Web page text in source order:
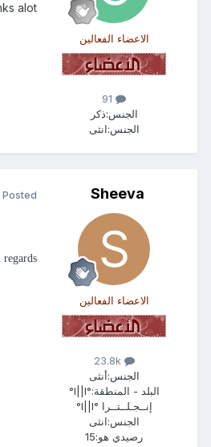
الاعضاء الفعالين
الجنس:ذكر
الجنس:انثى
alot
Sheeva
الاعضاء الفعالين
23.8k
الجنس:أنثى
البلد - المنطقة:
°l||l°
إنــجـلــتــرا °l||l°
الجنس:انثى
رصيدي هو:15
Posted